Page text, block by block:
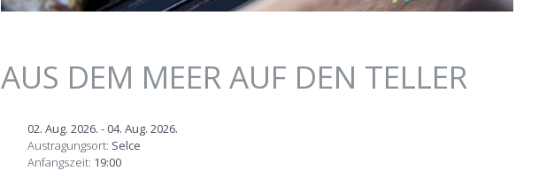
AUS DEM MEER AUF DEN TELLER
02. Aug. 2026. -04. Aug. 2026.
Austragungsort: Selce
Anfangszeit: 19:00